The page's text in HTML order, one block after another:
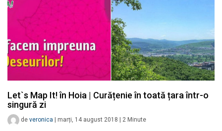
Let`s Map It! în Hoia | Curățenie în toată țara într-o
singură zi
de veronica marți, 14 august 2018 2 Minute